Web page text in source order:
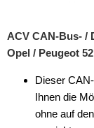
SD-Adapter
Stromversorgung
USB-Adapter
ACV CAN-Bus- /
Opel / Peugeot
Dieser
Ihnen die
ohne auf